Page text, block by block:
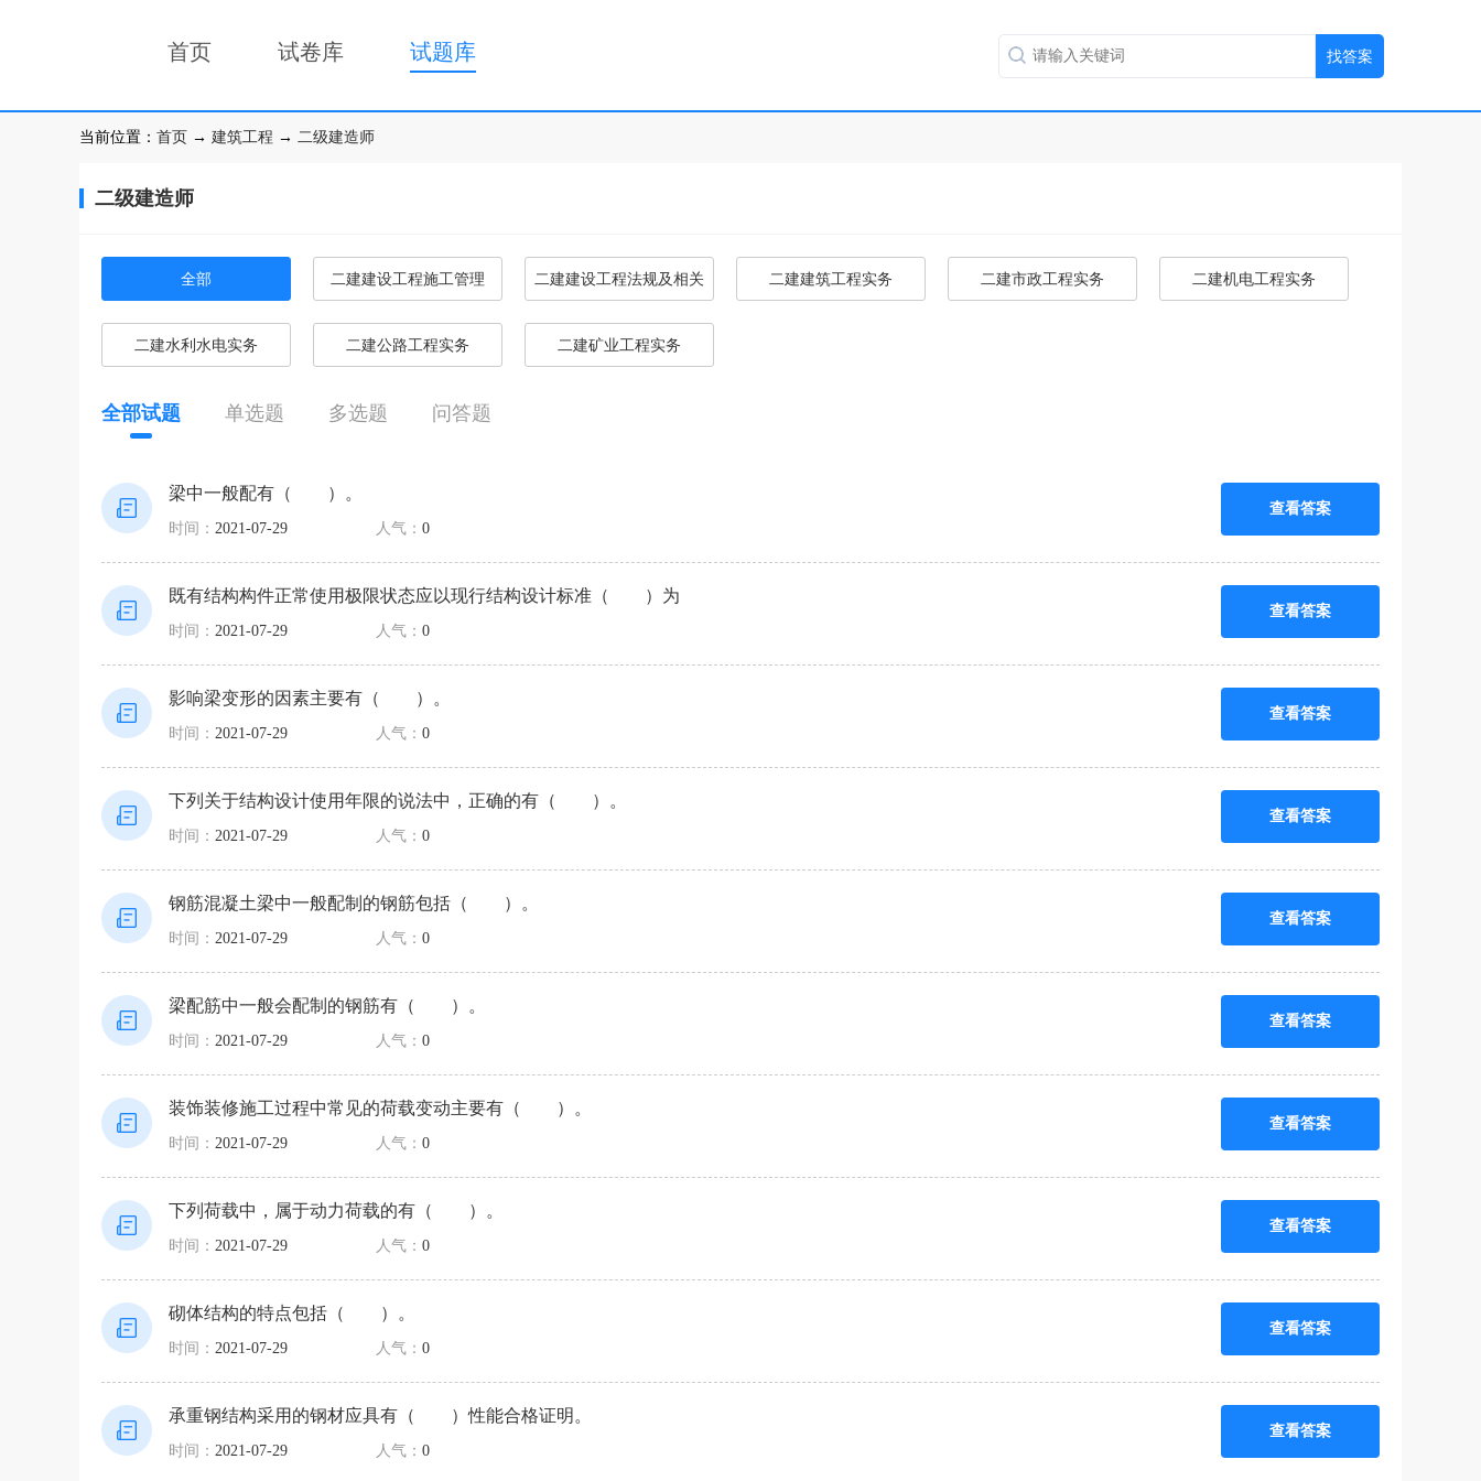
首页 试卷库 试题库
当前位置： 首页 → 建筑工程 → 二级建造师
二级建造师
全部 二建建设工程施工管理 二建建设工程法规及相关
知识
二建建筑工程实务 二建市政工程实务 二建机电工程实务
二建水利水电实务 二建公路工程实务 二建矿业工程实务
全部试题 单选题 多选题 问答题
梁中一般配有（ ）。
时间： 2021-07-29 人气： 0
查看答案
既有结构构件正常使用极限状态应以现行结构设计标准（ ）为
时间： 2021-07-29 人气： 0
查看答案
影响梁变形的因素主要有（ ）。
时间： 2021-07-29 人气： 0
查看答案
下列关于结构设计使用年限的说法中，正确的有（ ）。
时间： 2021-07-29 人气： 0
查看答案
钢筋混凝土梁中一般配制的钢筋包括（ ）。
时间： 2021-07-29 人气： 0
查看答案
梁配筋中一般会配制的钢筋有（ ）。
时间： 2021-07-29 人气： 0
查看答案
装饰装修施工过程中常见的荷载变动主要有（ ）。
时间： 2021-07-29 人气： 0
查看答案
下列荷载中，属于动力荷载的有（ ）。
时间： 2021-07-29 人气： 0
查看答案
砌体结构的特点包括（ ）。
时间： 2021-07-29 人气： 0
查看答案
承重钢结构采用的钢材应具有（ ）性能合格证明。
时间： 2021-07-29 人气： 0
查看答案